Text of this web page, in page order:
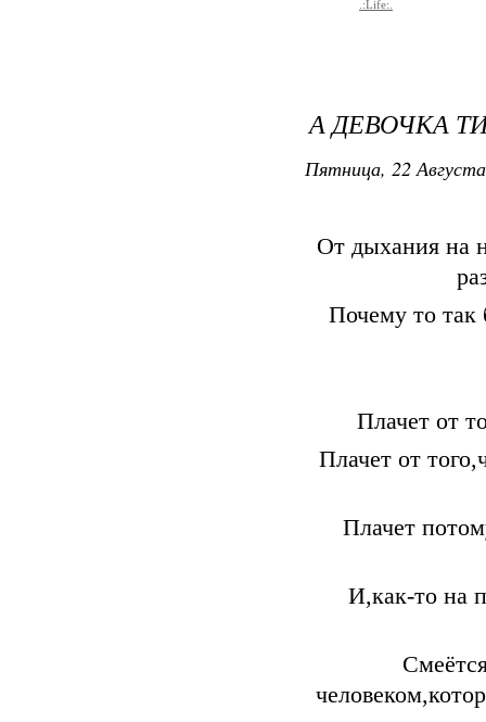
.:Life:.
А ДЕВОЧКА
Пятница, 22
От дыхания на
Почему то так
Плачет от
Плачет от
Плачет
И,как-то на